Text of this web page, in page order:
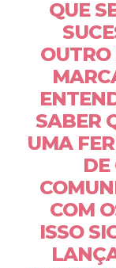
QUE
SABER
UMA
DE
COM
ISSO